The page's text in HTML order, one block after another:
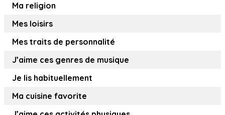
Ma religion
Mes loisirs
Mes traits de personnalité
J’aime ces genres de musique
Je lis habituellement
Ma cuisine favorite